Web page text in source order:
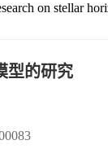
on stellar
型的研究